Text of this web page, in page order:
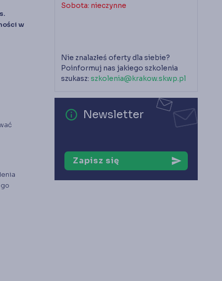
w
Sobota: nieczynne
Nie znalazłeś oferty dla siebie?
Poinformuj nas jakiego szkolenia
szukasz: szkolenia@krakow.skwp.pl
error_outline Newsletter
Zapisz się send